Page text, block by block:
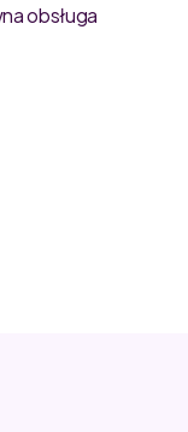
obsługa